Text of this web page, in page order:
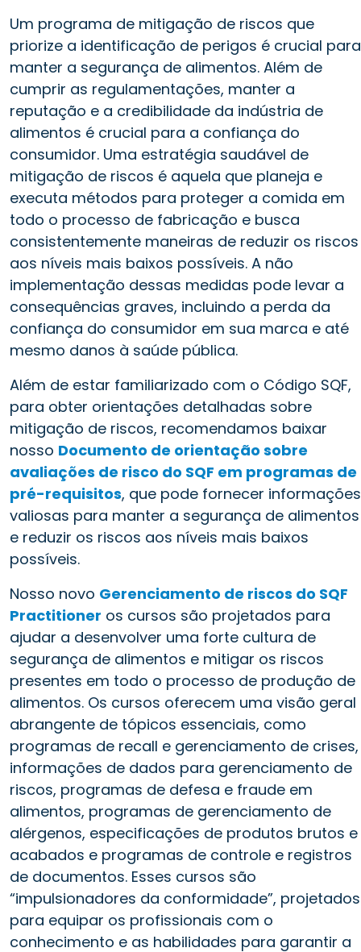
Um programa de mitigação de riscos que
priorize a identificação de perigos é crucial para
manter a segurança de alimentos. Além de
cumprir as regulamentações, manter a
reputação e a credibilidade da indústria de
alimentos é crucial para a confiança do
consumidor. Uma estratégia saudável de
mitigação de riscos é aquela que planeja e
executa métodos para proteger a comida em
todo o processo de fabricação e busca
consistentemente maneiras de reduzir os riscos
aos níveis mais baixos possíveis. A não
implementação dessas medidas pode levar a
consequências graves, incluindo a perda da
confiança do consumidor em sua marca e até
mesmo danos à saúde pública.
Além de estar familiarizado com o Código SQF,
para obter orientações detalhadas sobre
mitigação de riscos, recomendamos baixar
nosso Documento de orientação sobre
avaliações de risco do SQF em programas de
pré-requisitos, que pode fornecer informações
valiosas para manter a segurança de alimentos
e reduzir os riscos aos níveis mais baixos
possíveis.
Nosso novo Gerenciamento de riscos do SQF
Practitioner os cursos são projetados para
ajudar a desenvolver uma forte cultura de
segurança de alimentos e mitigar os riscos
presentes em todo o processo de produção de
alimentos. Os cursos oferecem uma visão geral
abrangente de tópicos essenciais, como
programas de recall e gerenciamento de crises,
informações de dados para gerenciamento de
riscos, programas de defesa e fraude em
alimentos, programas de gerenciamento de
alérgenos, especificações de produtos brutos e
acabados e programas de controle e registros
de documentos. Esses cursos são
“impulsionadores da conformidade”, projetados
para equipar os profissionais com o
conhecimento e as habilidades para garantir a